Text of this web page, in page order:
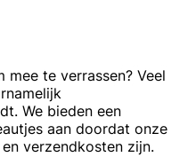
mee te verrassen? Veel
We bieden een
aan doordat onze
verzendkosten zijn.